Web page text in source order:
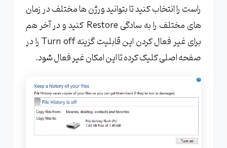
راست را انتخاب کنید تا بتوانید ورژن ها مختلف در زمان
های مختلف را به سادگی Restore کنید و در آخر هم
برای غیر فعال کردن این قابلیت گزینه Turn off را در
صفحه اصلی کلیک کرده تا این امکان غیر فعال شود.